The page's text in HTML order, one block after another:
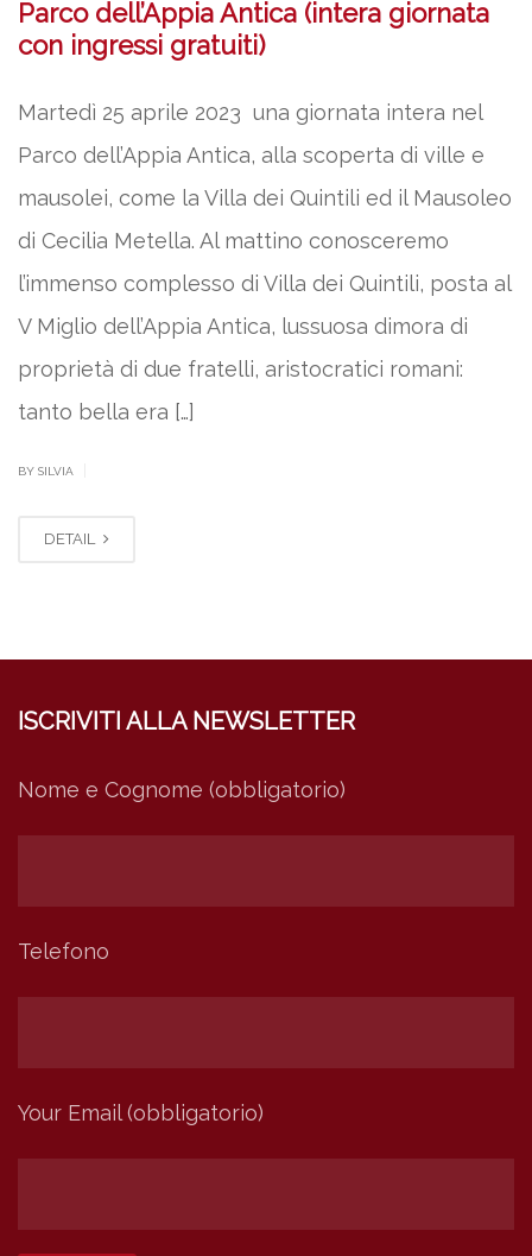
Parco dell’Appia Antica (intera giornata
con ingressi gratuiti)
Martedì 25 aprile 2023 una giornata intera nel
Parco dell’Appia Antica, alla scoperta di ville e
mausolei, come la Villa dei Quintili ed il Mausoleo
di Cecilia Metella. Al mattino conosceremo
l’immenso complesso di Villa dei Quintili, posta al
V Miglio dell’Appia Antica, lussuosa dimora di
proprietà di due fratelli, aristocratici romani:
tanto bella era […]
BY SILVIA
DETAIL
ISCRIVITI ALLA NEWSLETTER
Nome e Cognome (obbligatorio)
Telefono
Your Email (obbligatorio)